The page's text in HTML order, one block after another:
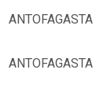
ANTOFAGASTA
ANTOFAGASTA